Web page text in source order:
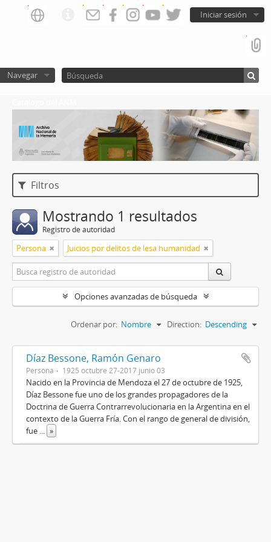
Iniciar sesión
Navegar
Filtros
Mostrando 1 resultados
Registro de autoridad
Persona Juicios por delitos de lesa humanidad
Opciones avanzadas de búsqueda
Ordenar por: Nombre Direction: Descending
Díaz Bessone, Ramón Genaro
Persona 1925 octubre 27-2017 junio 03
Nacido en la Provincia de Mendoza el 27 de octubre de 1925,
Díaz Bessone fue uno de los grandes propagadores de la
Doctrina de Guerra Contrarrevolucionaria en la Argentina en el
contexto de la Guerra Fría. Con el rango de general de división,
fue ... »